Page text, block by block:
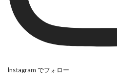
Instagram でフォロー